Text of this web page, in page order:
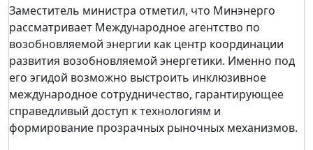
Заместитель министра отметил, что Минэнерго
рассматривает Международное агентство по
возобновляемой энергии как центр координации
развития возобновляемой энергетики. Именно под
его эгидой возможно выстроить инклюзивное
международное сотрудничество, гарантирующее
справедливый доступ к технологиям и
формирование прозрачных рыночных механизмов.